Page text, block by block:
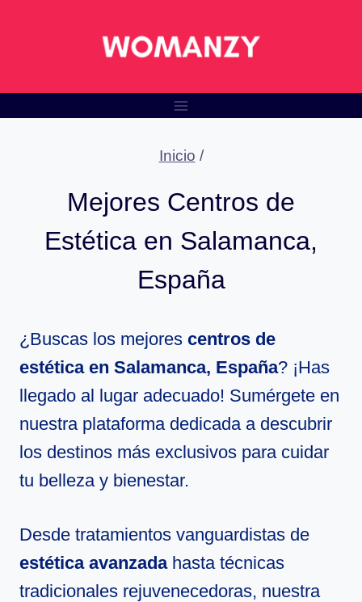
Inicio /
Mejores Centros de
Estética en Salamanca,
España
¿Buscas los mejores centros de
estética en Salamanca, España? ¡Has
llegado al lugar adecuado! Sumérgete en
nuestra plataforma dedicada a descubrir
los destinos más exclusivos para cuidar
tu belleza y bienestar.
Desde tratamientos vanguardistas de
estética avanzadahasta técnicas
tradicionales rejuvenecedoras, nuestra